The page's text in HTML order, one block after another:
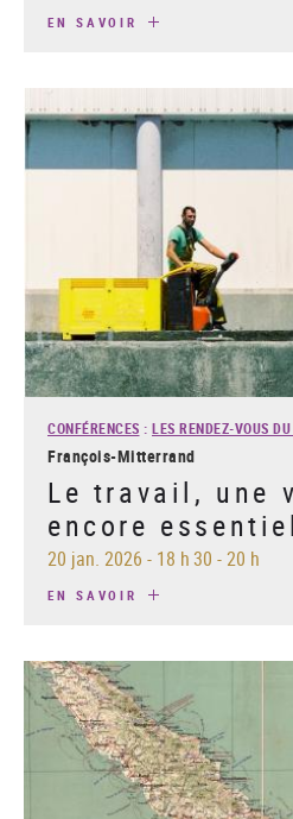
EN SAVOIR
CONFÉRENCES : LES RENDEZ-VOUS
François-Mitterrand
Le travail, une
encore
20 jan. 2026 - 18 h 30 - 20 h
EN SAVOIR